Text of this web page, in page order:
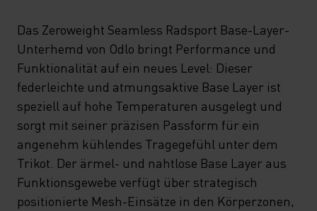
Das Zeroweight Seamless Radsport Base-Layer-
Unterhemd von Odlo bringt Performance und
Funktionalität auf ein neues Level: Dieser
federleichte und atmungsaktive Base Layer ist
speziell auf hohe Temperaturen ausgelegt und
sorgt mit seiner präzisen Passform für ein
angenehm kühlendes Tragegefühl unter dem
Trikot. Der ärmel- und nahtlose Base Layer aus
Funktionsgewebe verfügt über strategisch
positionierte Mesh-Einsätze in den Körperzonen,